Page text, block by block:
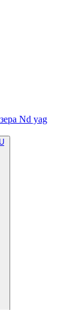
Nd yag